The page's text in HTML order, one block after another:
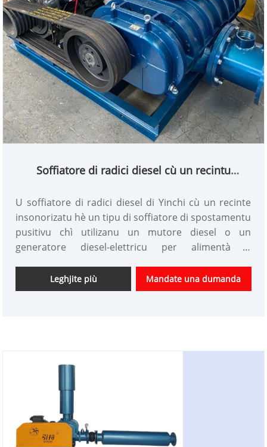
Soffiatore di radici diesel cù un recintu
U soffiatore di radici diesel di Yinchi cù un recinte
insonorizatu hè un tipu di soffiatore di spostamentu
pusitivu chì utilizanu un mutore diesel o un
generatore diesel-elettricu per alimentà u
putenza constante è affidabile, facendu una scelta
ideale per l'applicazioni à alta pressione induve
Leghjite più Mandate una dumanda